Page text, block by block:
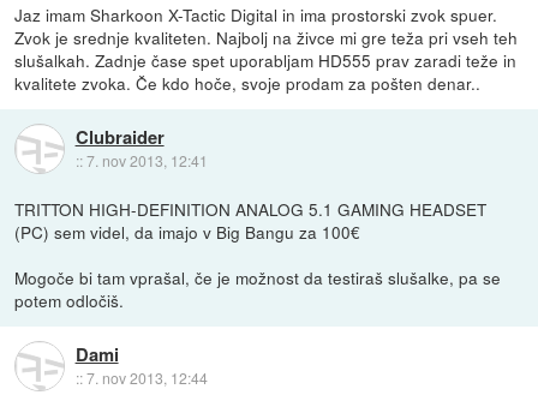
Jaz imam Sharkoon X-Tactic Digital in ima prostorski zvok spuer.
Zvok je srednje kvaliteten. Najbolj na živce mi gre teža pri vseh teh
slušalkah. Zadnje čase spet uporabljam HD555 prav zaradi teže in
kvalitete zvoka. Če kdo hoče, svoje prodam za pošten denar..
Clubraider
::7. nov 2013, 12:41
TRITTON HIGH-DEFINITION ANALOG 5.1 GAMING HEADSET
(PC) sem videl, da imajo v Big Bangu za 100€
Mogoče bi tam vprašal, če je možnost da testiraš slušalke, pa se
potem odločiš.
Dami
::7. nov 2013, 12:44